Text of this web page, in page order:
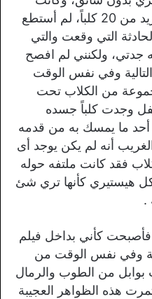
تلاحقها مجموعة من الكلاب تزيد من 20 كلباً، لم أستطع
التي وقعت والتي
جدتي، ولكنني لم افصح
وفي نفس الوقت
من الكلاب تحت
وجدت كلباً جسده
ما يمسك به من قدمه
أنه لم يكن يوجد أى
فقد كانت ملتفه حوله
هيستيري كأنها تري شئ
.
كأني بداخل فيلم
وفي نفس الوقت من
من الطوب والرمال
هذه الظواهر العجيبة